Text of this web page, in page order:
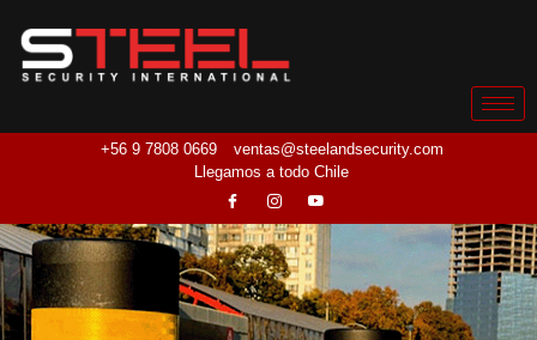
+56 9 7808 0669
ventas@steelandsecurity.com
Llegamos a todo Chile